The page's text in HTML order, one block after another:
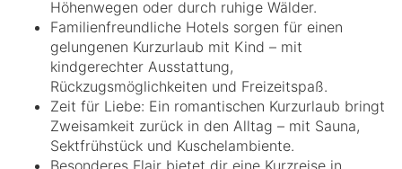
Höhenwegen oder durch ruhige Wälder.
Familienfreundliche Hotels sorgen für einen
gelungenen Kurzurlaub mit Kind – mit
kindgerechter Ausstattung,
Rückzugsmöglichkeiten und Freizeitspaß.
Zeit für Liebe: Ein romantischen Kurzurlaub bringt
Zweisamkeit zurück in den Alltag – mit Sauna,
Sektfrühstück und Kuschelambiente.
Besonderes Flair bietet dir eine Kurzreise in